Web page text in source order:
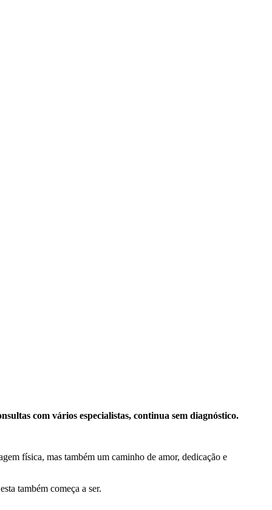
com vários especialistas, continua sem diagnóstico.
física, mas também um caminho de amor, dedicação e
também começa a ser.